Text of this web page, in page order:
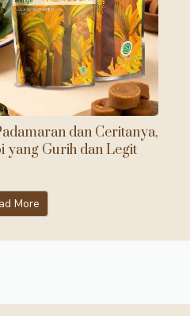
dan Ceritanya,
yang Gurih dan Legit
More